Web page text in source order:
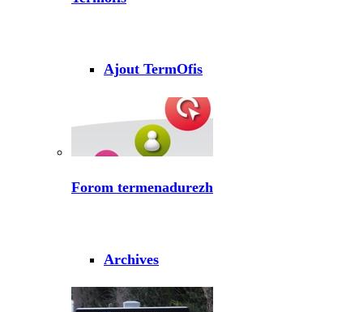
Ajout TermOfis
Forom termenadurezh
Archives